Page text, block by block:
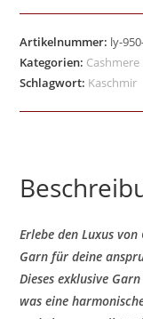
Artikelnummer: ly-
Kategorien: Cashmere
Schlagwort: Kaschmir
Erlebe den Luxus von
Garn für deine
Dieses exklusive
was eine